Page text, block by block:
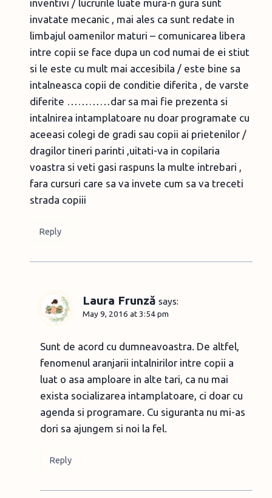
inventivi / lucrurile luate mura-n gura sunt
invatate mecanic , mai ales ca sunt redate in
limbajul oamenilor maturi – comunicarea libera
intre copii se face dupa un cod numai de ei stiut
si le este cu mult mai accesibila / este bine sa
intalneasca copii de conditie diferita , de varste
diferite …………dar sa mai fie prezenta si
intalnirea intamplatoare nu doar programate cu
aceeasi colegi de gradi sau copii ai prietenilor /
dragilor tineri parinti ,uitati-va in copilaria
voastra si veti gasi raspuns la multe intrebari ,
fara cursuri care sa va invete cum sa va treceti
strada copiii
Reply
Laura Frunză says:
May 9, 2016 at 3:54 pm
Sunt de acord cu dumneavoastra. De altfel,
fenomenul aranjarii intalnirilor intre copii a
luat o asa amploare in alte tari, ca nu mai
exista socializarea intamplatoare, ci doar cu
agenda si programare. Cu siguranta nu mi-as
dori sa ajungem si noi la fel.
Reply